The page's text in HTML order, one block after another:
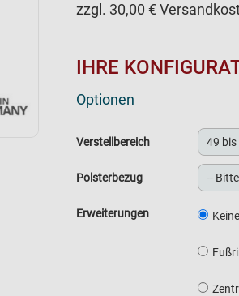
zzgl. 30,00 €
IHRE
Optionen
Verstellbereich
Polsterbezug
Erweiterungen Keine